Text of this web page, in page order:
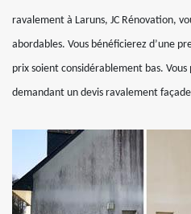
ravalement à Laruns, JC Rénovation,
abordables. Vous bénéficierez d’une
prix soient considérablement bas.
demandant un devis ravalement